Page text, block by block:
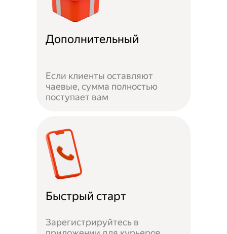
Дополнительный
Если клиенты оставляют
чаевые, сумма полностью
поступает вам
Быстрый старт
Зарегистрируйтесь в